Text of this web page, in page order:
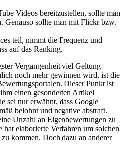
Videos bereitzustellen, sollte man
Genauso sollte man mit Flickr bzw.
teil, nimmt die Frequenz und
auf das Ranking.
Vergangenheit viel Geltung
noch mehr gewinnen wird, ist die
Dieser Punkt ist
einen gesonderten Artikel
sei nur erwähnt, dass Google
belohnt und negative abstraft.
Unzahl an Eigenbewertungen zu
hat elaborierte Verfahren um solchen
kommen. Doch dazu an anderer